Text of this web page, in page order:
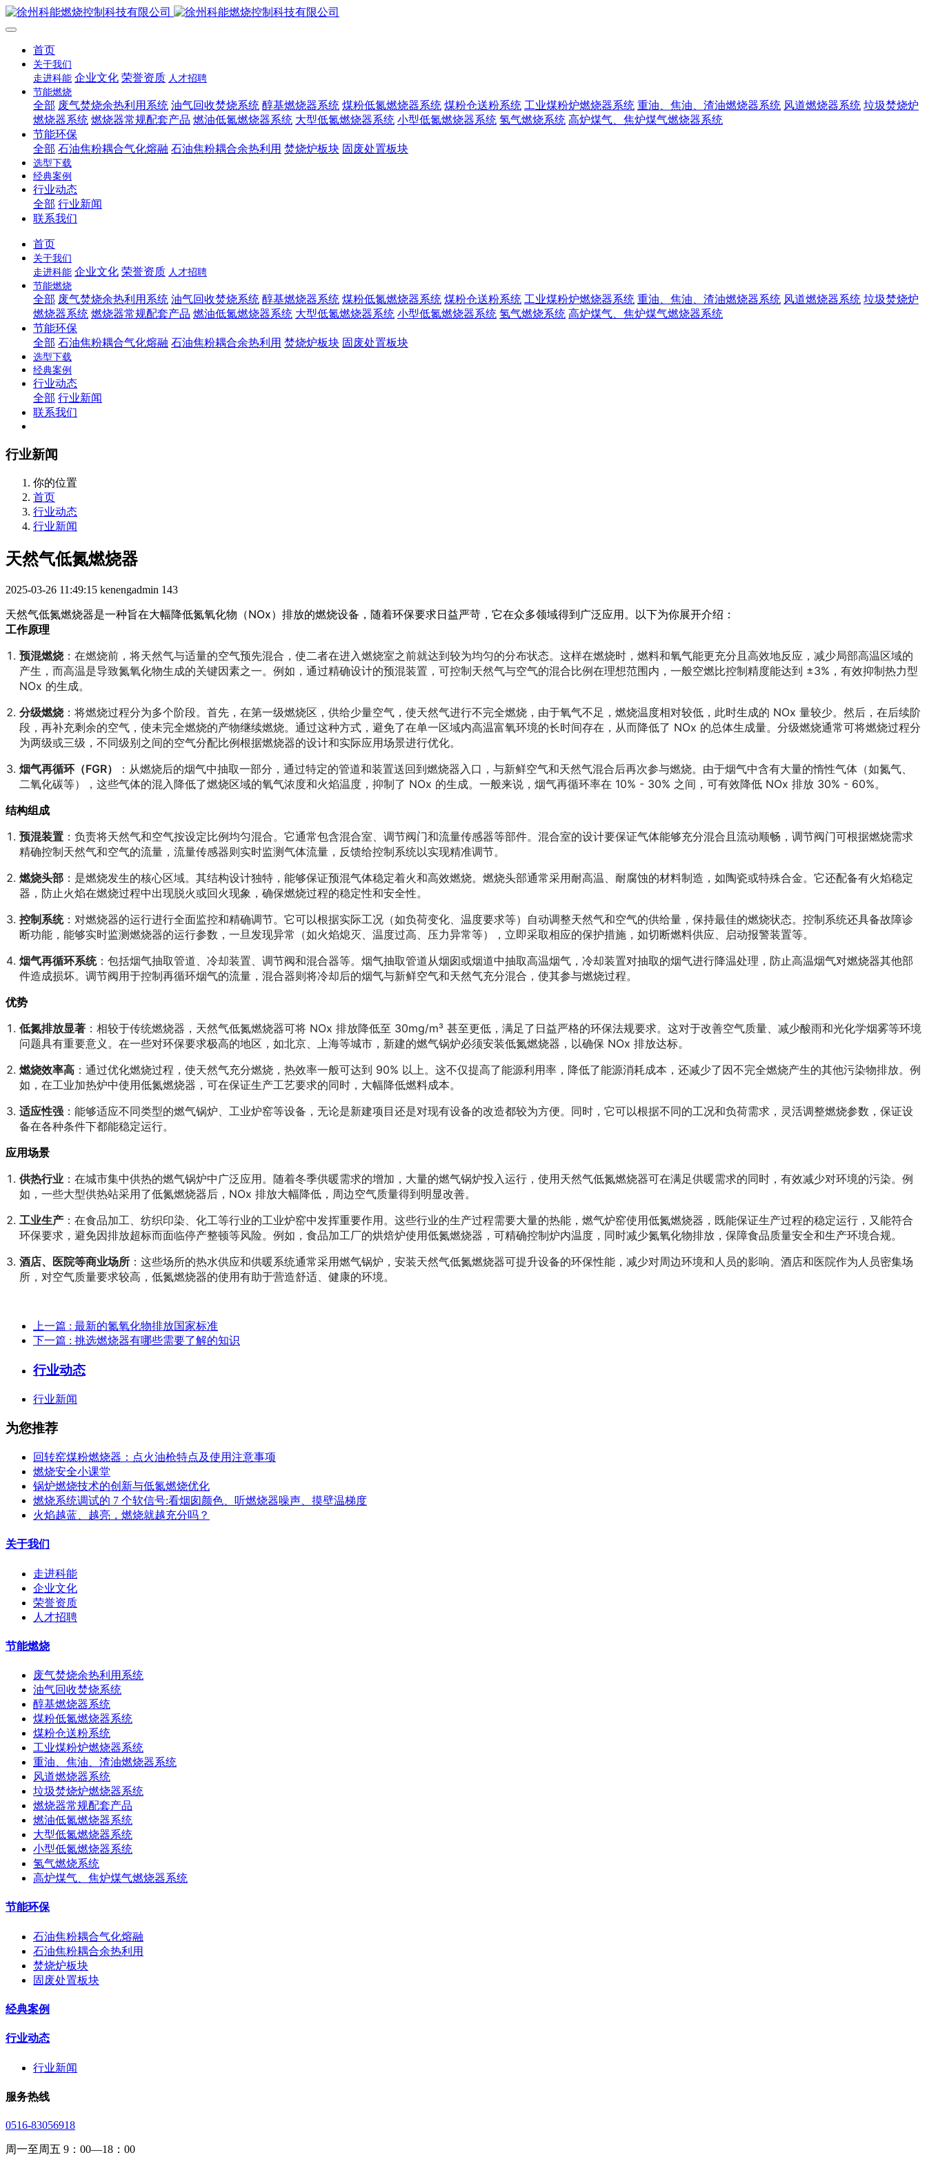
首页
关于我们
走进科能 企业文化 荣誉资质 人才招聘
节能燃烧
全部 废气焚烧余热利用系统 油气回收焚烧系统 醇基燃烧器系统 煤粉低氮燃烧器系统 煤粉仓送粉系统 工业煤粉炉燃烧器系统 重油、焦油、渣油燃烧器系统 风道燃烧器系统 垃圾焚烧炉
燃烧器系统 燃烧器常规配套产品 燃油低氮燃烧器系统 大型低氮燃烧器系统 小型低氮燃烧器系统 氢气燃烧系统 高炉煤气、焦炉煤气燃烧器系统
节能环保
全部 石油焦粉耦合气化熔融 石油焦粉耦合余热利用 焚烧炉板块 固废处置板块
选型下载
经典案例
行业动态
全部 行业新闻
联系我们
首页
关于我们
走进科能 企业文化 荣誉资质 人才招聘
节能燃烧
全部 废气焚烧余热利用系统 油气回收焚烧系统 醇基燃烧器系统 煤粉低氮燃烧器系统 煤粉仓送粉系统 工业煤粉炉燃烧器系统 重油、焦油、渣油燃烧器系统 风道燃烧器系统 垃圾焚烧炉
燃烧器系统 燃烧器常规配套产品 燃油低氮燃烧器系统 大型低氮燃烧器系统 小型低氮燃烧器系统 氢气燃烧系统 高炉煤气、焦炉煤气燃烧器系统
节能环保
全部 石油焦粉耦合气化熔融 石油焦粉耦合余热利用 焚烧炉板块 固废处置板块
选型下载
经典案例
行业动态
全部 行业新闻
联系我们
行业新闻
你的位置
首页
行业动态
行业新闻
天然气低氮燃烧器
2025-03-26 11:49:15 kenengadmin 143
天然气低氮燃烧器是一种旨在大幅降低氮氧化物（NOx）排放的燃烧设备，随着环保要求日益严苛，它在众多领域得到广泛应用。以下为你展开介绍：
工作原理
预混燃烧 ：在燃烧前，将天然气与适量的空气预先混合，使二者在进入燃烧室之前就达到较为均匀的分布状态。这样在燃烧时，燃料和氧气能更充分且高效地反应，减少局部高温区域的
产生，而高温是导致氮氧化物生成的关键因素之一。例如，通过精确设计的预混装置，可控制天然气与空气的混合比例在理想范围内，一般空燃比控制精度能达到 ±3%，有效抑制热力型
NOx 的生成。
分级燃烧 ：将燃烧过程分为多个阶段。首先，在第一级燃烧区，供给少量空气，使天然气进行不完全燃烧，由于氧气不足，燃烧温度相对较低，此时生成的 NOx 量较少。然后，在后续阶
段，再补充剩余的空气，使未完全燃烧的产物继续燃烧。通过这种方式，避免了在单一区域内高温富氧环境的长时间存在，从而降低了 NOx 的总体生成量。分级燃烧通常可将燃烧过程分
为两级或三级，不同级别之间的空气分配比例根据燃烧器的设计和实际应用场景进行优化。
烟气再循环（FGR）
：从燃烧后的烟气中抽取一部分，通过特定的管道和装置送回到燃烧器入口，与新鲜空气和天然气混合后再次参与燃烧。由于烟气中含有大量的惰性气体（如氮气、
二氧化碳等），这些气体的混入降低了燃烧区域的氧气浓度和火焰温度，抑制了 NOx 的生成。一般来说，烟气再循环率在 10% - 30% 之间，可有效降低 NOx 排放 30% - 60%。
结构组成
预混装置 ：负责将天然气和空气按设定比例均匀混合。它通常包含混合室、调节阀门和流量传感器等部件。混合室的设计要保证气体能够充分混合且流动顺畅，调节阀门可根据燃烧需求
精确控制天然气和空气的流量，流量传感器则实时监测气体流量，反馈给控制系统以实现精准调节。
燃烧头部 ：是燃烧发生的核心区域。其结构设计独特，能够保证预混气体稳定着火和高效燃烧。燃烧头部通常采用耐高温、耐腐蚀的材料制造，如陶瓷或特殊合金。它还配备有火焰稳定
器，防止火焰在燃烧过程中出现脱火或回火现象，确保燃烧过程的稳定性和安全性。
控制系统：对燃烧器的运行进行全面监控和精确调节。它可以根据实际工况（如负荷变化、温度要求等）自动调整天然气和空气的供给量，保持最佳的燃烧状态。控制系统还具备故障诊
断功能，能够实时监测燃烧器的运行参数，一旦发现异常（如火焰熄灭、温度过高、压力异常等），立即采取相应的保护措施，如切断燃料供应、启动报警装置等。
烟气再循环系统：包括烟气抽取管道、冷却装置、调节阀和混合器等。烟气抽取管道从烟囱或烟道中抽取高温烟气，冷却装置对抽取的烟气进行降温处理，防止高温烟气对燃烧器其他部
件造成损坏。调节阀用于控制再循环烟气的流量，混合器则将冷却后的烟气与新鲜空气和天然气充分混合，使其参与燃烧过程。
优势
低氮排放显著 ：相较于传统燃烧器，天然气低氮燃烧器可将 NOx 排放降低至 30mg/m³ 甚至更低，满足了日益严格的环保法规要求。这对于改善空气质量、减少酸雨和光化学烟雾等环境
问题具有重要意义。在一些对环保要求极高的地区，如北京、上海等城市，新建的燃气锅炉必须安装低氮燃烧器，以确保 NOx 排放达标。
燃烧效率高 ：通过优化燃烧过程，使天然气充分燃烧，热效率一般可达到 90% 以上。这不仅提高了能源利用率，降低了能源消耗成本，还减少了因不完全燃烧产生的其他污染物排放。例
如，在工业加热炉中使用低氮燃烧器，可在保证生产工艺要求的同时，大幅降低燃料成本。
适应性强 ：能够适应不同类型的燃气锅炉、工业炉窑等设备，无论是新建项目还是对现有设备的改造都较为方便。同时，它可以根据不同的工况和负荷需求，灵活调整燃烧参数，保证设
备在各种条件下都能稳定运行。
应用场景
供热行业 ：在城市集中供热的燃气锅炉中广泛应用。随着冬季供暖需求的增加，大量的燃气锅炉投入运行，使用天然气低氮燃烧器可在满足供暖需求的同时，有效减少对环境的污染。例
如，一些大型供热站采用了低氮燃烧器后，NOx 排放大幅降低，周边空气质量得到明显改善。
工业生产 ：在食品加工、纺织印染、化工等行业的工业炉窑中发挥重要作用。这些行业的生产过程需要大量的热能，燃气炉窑使用低氮燃烧器，既能保证生产过程的稳定运行，又能符合
环保要求，避免因排放超标而面临停产整顿等风险。例如，食品加工厂的烘焙炉使用低氮燃烧器，可精确控制炉内温度，同时减少氮氧化物排放，保障食品质量安全和生产环境合规。
酒店、医院等商业场所 ：这些场所的热水供应和供暖系统通常采用燃气锅炉，安装天然气低氮燃烧器可提升设备的环保性能，减少对周边环境和人员的影响。酒店和医院作为人员密集场
所，对空气质量要求较高，低氮燃烧器的使用有助于营造舒适、健康的环境。
上一篇 : 最新的氮氧化物排放国家标准
下一篇 : 挑选燃烧器有哪些需要了解的知识
行业动态
行业新闻
为您推荐
回转窑煤粉燃烧器：点火油枪特点及使用注意事项
燃烧安全小课堂
锅炉燃烧技术的创新与低氮燃烧优化
燃烧系统调试的 7 个软信号:看烟囱颜色、听燃烧器噪声、摸壁温梯度
火焰越蓝、越亮，燃烧就越充分吗？
关于我们
走进科能
企业文化
荣誉资质
人才招聘
节能燃烧
废气焚烧余热利用系统
油气回收焚烧系统
醇基燃烧器系统
煤粉低氮燃烧器系统
煤粉仓送粉系统
工业煤粉炉燃烧器系统
重油、焦油、渣油燃烧器系统
风道燃烧器系统
垃圾焚烧炉燃烧器系统
燃烧器常规配套产品
燃油低氮燃烧器系统
大型低氮燃烧器系统
小型低氮燃烧器系统
氢气燃烧系统
高炉煤气、焦炉煤气燃烧器系统
节能环保
石油焦粉耦合气化熔融
石油焦粉耦合余热利用
焚烧炉板块
固废处置板块
经典案例
行业动态
行业新闻
服务热线
0516-83056918
周一至周五 9：00—18：00